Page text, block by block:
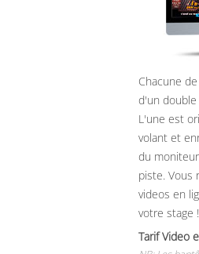
Chacune
d'un
L'une est
volant et
du
piste. Vous
videos en
votre stage !
Tarif Video